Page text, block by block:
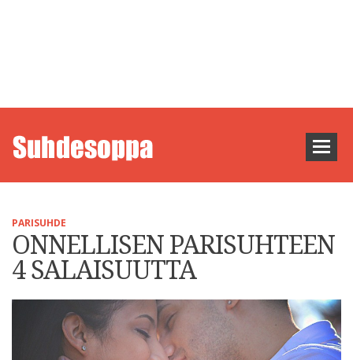
PARISUHDE
ONNELLISEN PARISUHTEEN
4 SALAISUUTTA